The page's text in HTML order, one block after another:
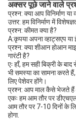
अक्सर पूछे जाने वाले
प्रश्न: क्या आप विनिर्माण या
उत्तर: हम विनिर्माण में
प्रश्न: कीमत क्या है?
A:कृपया अपना व्हाट्सएप
प्रश्न: क्या शीआन होआन
गारंटी है?
एः हाँ, हम सही बिक्री के
भी समस्या का सामना
लिए पेशेवर होंगे।
प्रश्न: आप माल कैसे भेजते हैं
एकः हम आम तौर पर
आम तौर पर 7-10 दिनों के
होगा.